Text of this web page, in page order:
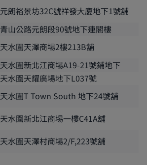
元朗裕景坊32C號祥發大廈地下1號舖
青山公路元朗段90號地下連閣樓
天水圍天澤商場2樓213B舖
天水圍新北江商場A19-21號鋪地下
天水圍天耀廣場地下L037號
天水圍T Town South 地下24號舖
天水圍新北江商埸一樓C41A舖
天水圍天澤村商場2/F,223號舖